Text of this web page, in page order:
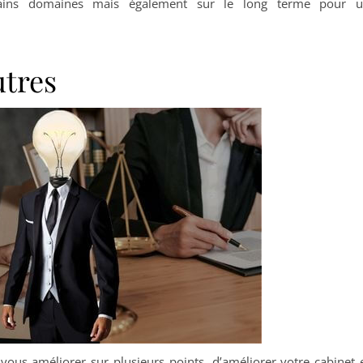
domaines mais également sur le long terme pour